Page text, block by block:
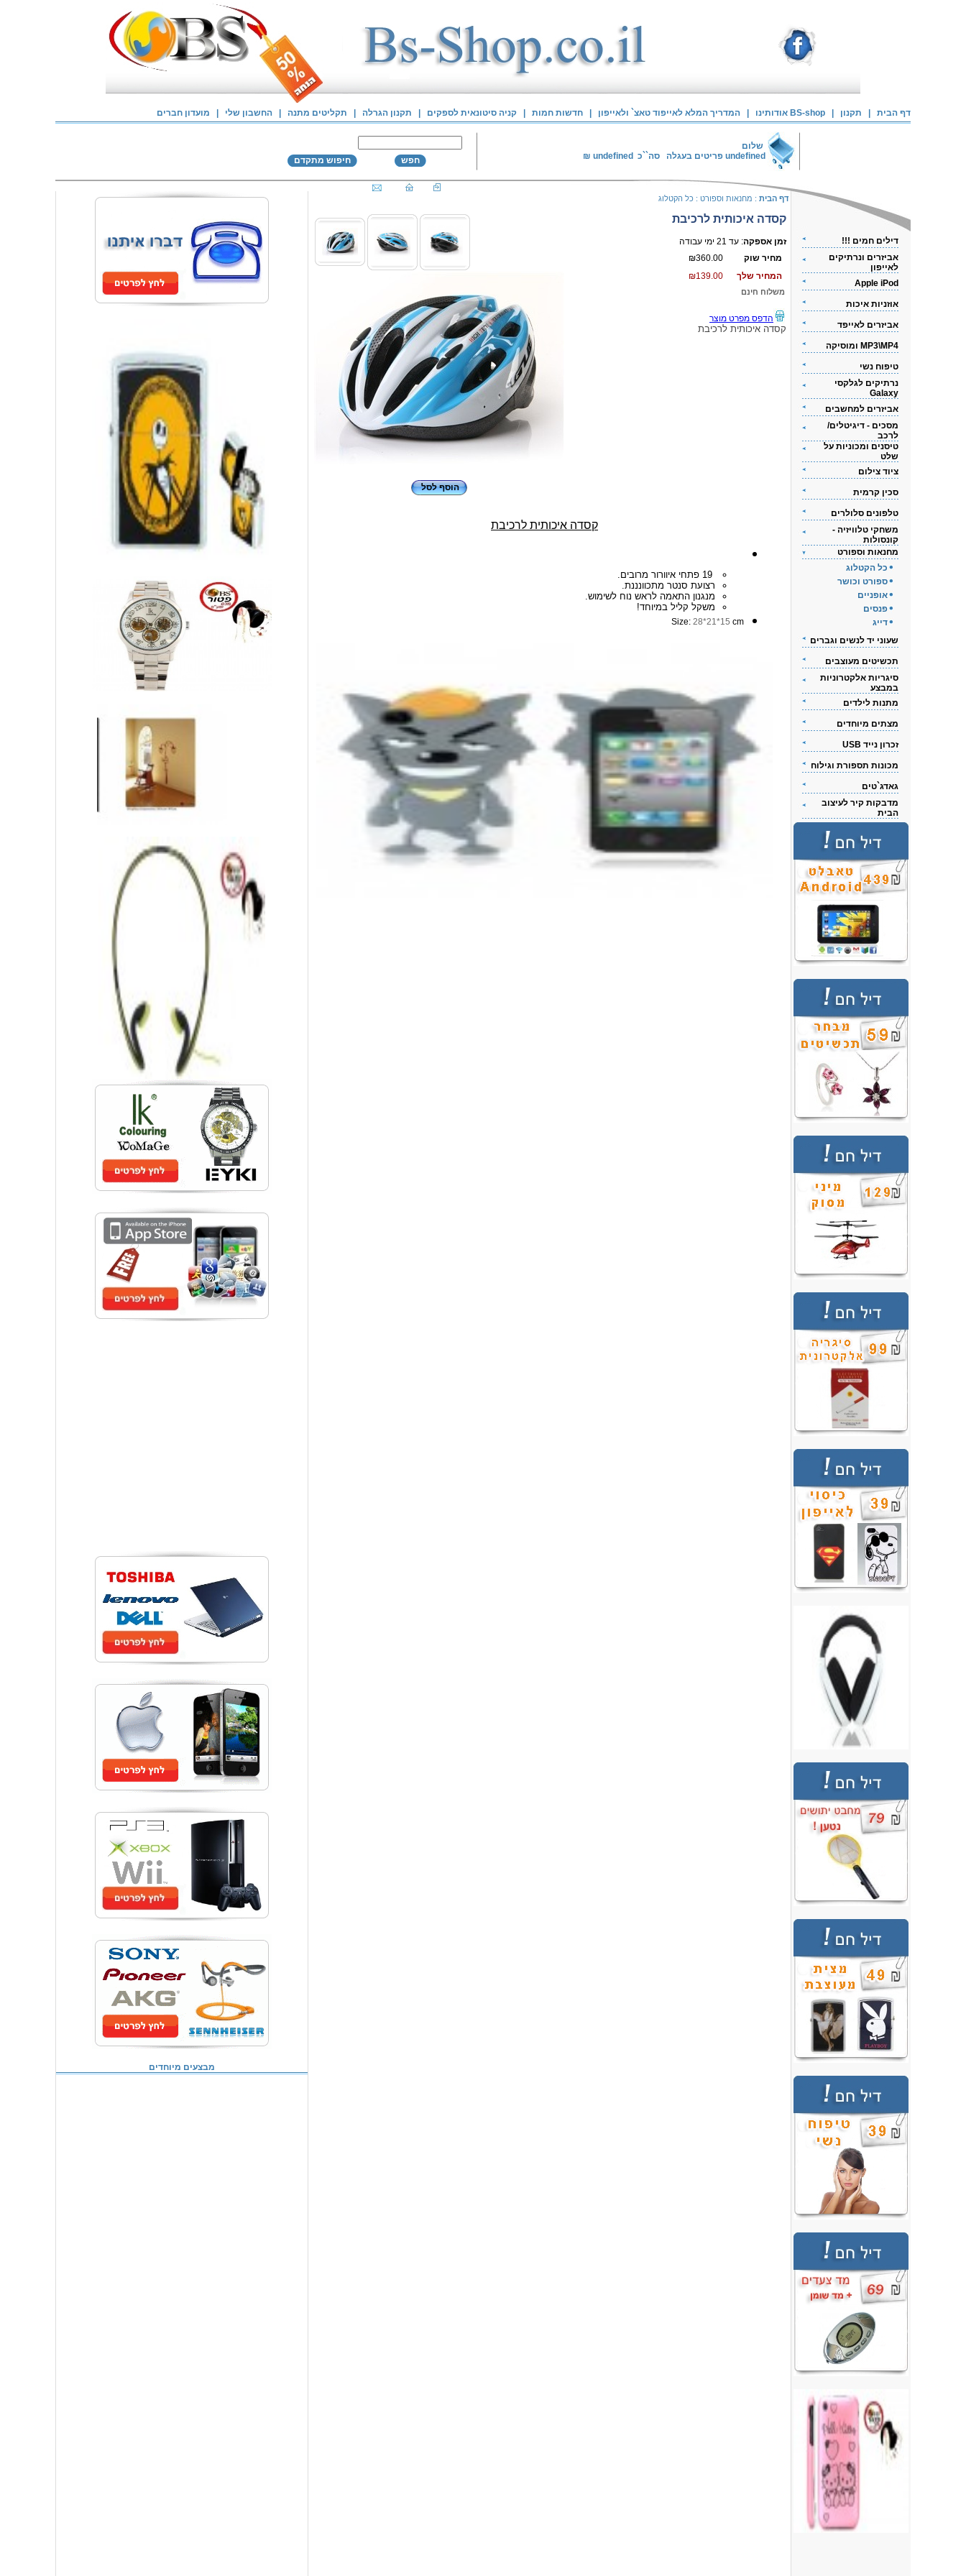
דף הבית תקנון אודותינו BS-shop המדריך המלא לאייפוד טאצ` ולאייפון חדשות חמות קניה סיטונאית לספקים תקנון הגרלה תקליטים מתנה החשבון שלי מועדון חברים
שלום
undefined פריטים בעגלה סה``כ undefined
₪ חפש חיפוש מתקדם
מבצעים מיוחדים
דף הבית : מחנאות וספורט : כל הקטלוג
הוסף לסל
קסדה איכותית לרכיבת
זמן אספקה: עד 21 ימי עבודה
₪360.00
מחיר שוק
₪139.00
המחיר שלך
משלוח חינם
הדפס מפרט מוצר
קסדה איכותית לרכיבת
קסדה איכותית לרכיבת
רצועת סנטר מתכוונננת.
מנגנון התאמה לראש נוח לשימוש.
משקל קליל במיוחד!
Size: 28*21*15 cm
דילים חמים !!!
אביזרים ונרתיקים
לאייפון
Apple iPod
אוזניות איכות
אביזרים לאייפד
MP3\MP4 ומוסיקה
טיפוח נשי
נרתיקים לגלקסי
Galaxy
אביזרים למחשבים
מסכים - דיגיטלים/
לרכב
טיסנים ומכוניות על
שלט
ציוד צילום
סכין קרמית
טלפונים סלולרים
משחקי טלוויזיה -
קונסולות
מחנאות וספורט
כל הקטלוג
ספורט וכושר
אופניים
פנסים
דייג
שעוני יד לנשים וגברים
תכשיטים מעוצבים
סיגריות אלקטרוניות
במבצע
מתנות לילדים
מצתים מיוחדים
זכרון נייד USB
מכונות תספורת וגילוח
גאדג`טים
מדבקות קיר לעיצוב
הבית